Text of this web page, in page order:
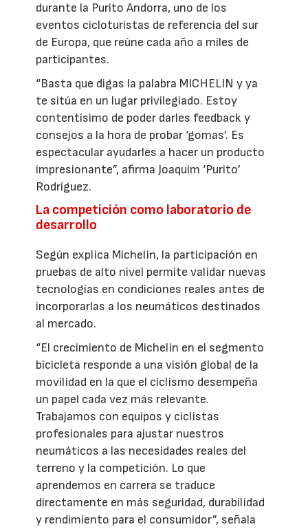
durante la Purito Andorra, uno de los
eventos cicloturistas de referencia del sur
de Europa, que reúne cada año a miles de
participantes.
“Basta que digas la palabra MICHELIN y ya
te sitúa en un lugar privilegiado. Estoy
contentísimo de poder darles feedback y
consejos a la hora de probar ‘gomas’. Es
espectacular ayudarles a hacer un producto
impresionante”, afirma Joaquim ‘Purito’
Rodríguez.
La competición como laboratorio de
desarrollo
Según explica Michelin, la participación en
pruebas de alto nivel permite validar nuevas
tecnologías en condiciones reales antes de
incorporarlas a los neumáticos destinados
al mercado.
“El crecimiento de Michelin en el segmento
bicicleta responde a una visión global de la
movilidad en la que el ciclismo desempeña
un papel cada vez más relevante.
Trabajamos con equipos y ciclistas
profesionales para ajustar nuestros
neumáticos a las necesidades reales del
terreno y la competición. Lo que
aprendemos en carrera se traduce
directamente en más seguridad, durabilidad
y rendimiento para el consumidor”, señala